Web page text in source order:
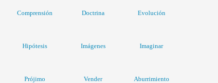
Comprensión Doctrina Evolución
Hipótesis Imágenes Imaginar
Prójimo Vender Aburrimiento